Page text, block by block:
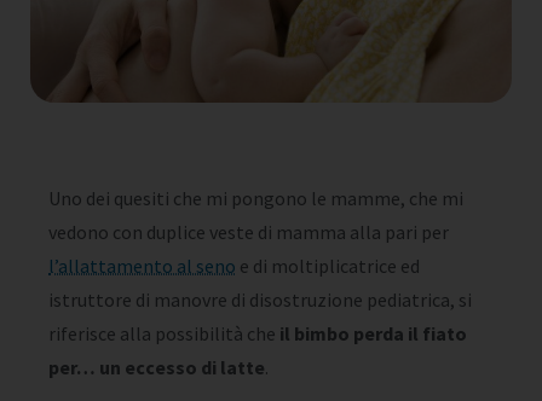
Uno dei quesiti che mi pongono le mamme, che mi
vedono con duplice veste di mamma alla pari per
l’allattamento al seno e di moltiplicatrice ed
istruttore di manovre di disostruzione pediatrica, si
riferisce alla possibilità che il bimbo perda il fiato
per… un eccesso di latte.